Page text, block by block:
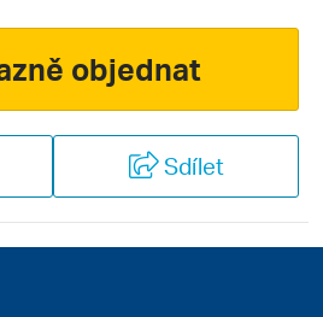
ale hlavně v denním životě
bohatství získané díky
jsou však přece jen omezené,
dnes vítá Omán cestovatele
objednat
Sdílet